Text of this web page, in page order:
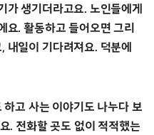
가 생기더라고요. 노인들에게
요. 활동하고 들어오면 그리
내일이 기다려져요. 덕분에
고 사는 이야기도 나누다 보
. 전화할 곳도 없이 적적했는